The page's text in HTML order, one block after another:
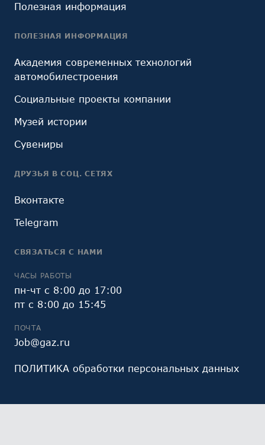
Полезная информация
ПОЛЕЗНАЯ ИНФОРМАЦИЯ
Академия современных технологий
автомобилестроения
Социальные проекты компании
Музей истории
Сувениры
ДРУЗЬЯ В СОЦ. СЕТЯХ
Вконтакте
Telegram
СВЯЗАТЬСЯ С НАМИ
ЧАСЫ РАБОТЫ
пн-чт с 8:00 до 17:00
пт с 8:00 до 15:45
ПОЧТА
Job@gaz.ru
ПОЛИТИКА обработки персональных данных